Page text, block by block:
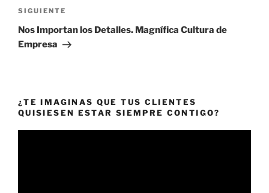
Siguiente
entrada
SIGUIENTE
Nos Importan los Detalles. Magnífica Cultura de
Empresa
¿TE IMAGINAS QUE TUS CLIENTES
QUISIESEN ESTAR SIEMPRE CONTIGO?